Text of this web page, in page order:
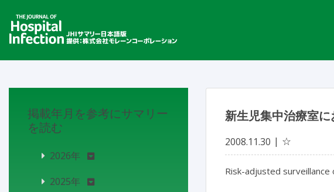
新生児集中治療室
2008.11.30 ☆
Risk-adjusted
掲載年月を参考にサマリー
を読む
2026年
2025年